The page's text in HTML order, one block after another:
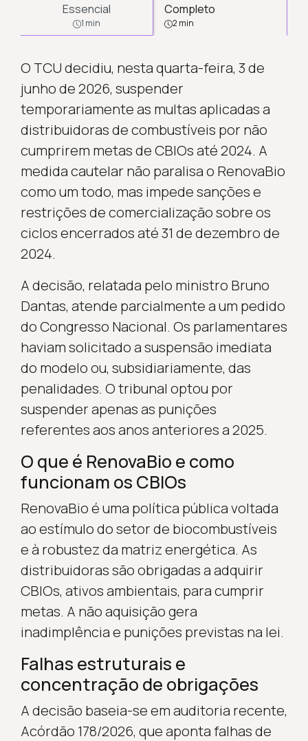
Essencial
1 min
Completo
2 min
O TCU decidiu, nesta quarta-feira, 3 de
junho de 2026, suspender
temporariamente as multas aplicadas a
distribuidoras de combustíveis por não
cumprirem metas de CBIOs até 2024. A
medida cautelar não paralisa o RenovaBio
como um todo, mas impede sanções e
restrições de comercialização sobre os
ciclos encerrados até 31 de dezembro de
2024.
A decisão, relatada pelo ministro Bruno
Dantas, atende parcialmente a um pedido
do Congresso Nacional. Os parlamentares
haviam solicitado a suspensão imediata
do modelo ou, subsidiariamente, das
penalidades. O tribunal optou por
suspender apenas as punições
referentes aos anos anteriores a 2025.
O que é RenovaBio e como
funcionam os CBIOs
RenovaBio é uma política pública voltada
ao estímulo do setor de biocombustíveis
e à robustez da matriz energética. As
distribuidoras são obrigadas a adquirir
CBIOs, ativos ambientais, para cumprir
metas. A não aquisição gera
inadimplência e punições previstas na lei.
Falhas estruturais e
concentração de obrigações
A decisão baseia-se em auditoria recente,
Acórdão 178/2026, que aponta falhas de